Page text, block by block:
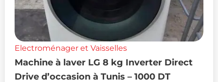
Electroménager et Vaisselles
Machine à laver LG 8 kg Inverter Direct
Drive d’occasion à Tunis – 1000 DT